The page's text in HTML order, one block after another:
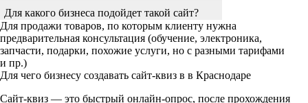
Для какого бизнеса подойдет такой сайт?
Для продажи товаров, по которым клиенту нужна
предварительная консультация (обучение, электроника,
запчасти, подарки, похожие услуги, но с разными тарифами
и пр.)
Для чего бизнесу создавать сайт-квиз в в Краснодаре
Сайт-квиз — это быстрый онлайн-опрос, после прохождения